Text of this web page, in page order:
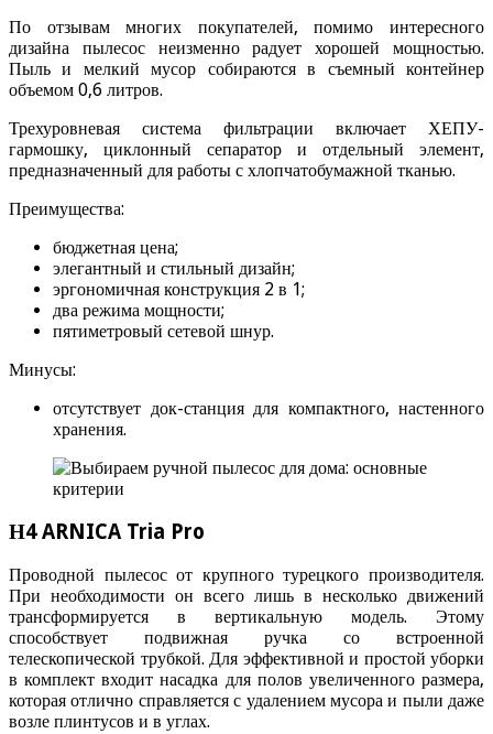
По отзывам многих покупателей, помимо интересного
дизайна пылесос неизменно радует хорошей мощностью.
Пыль и мелкий мусор собираются в съемный контейнер
объемом 0,6 литров.
Трехуровневая система фильтрации включает ХЕПУ-
гармошку, циклонный сепаратор и отдельный элемент,
предназначенный для работы с хлопчатобумажной тканью.
Преимущества:
бюджетная цена;
элегантный и стильный дизайн;
эргономичная конструкция 2 в 1;
два режима мощности;
пятиметровый сетевой шнур.
Минусы:
отсутствует док-станция для компактного, настенного
хранения.
Н4 ARNICA Tria Pro
Проводной пылесос от крупного турецкого производителя.
При необходимости он всего лишь в несколько движений
трансформируется в вертикальную модель. Этому
способствует подвижная ручка со встроенной
телескопической трубкой. Для эффективной и простой уборки
в комплект входит насадка для полов увеличенного размера,
которая отлично справляется с удалением мусора и пыли даже
возле плинтусов и в углах.